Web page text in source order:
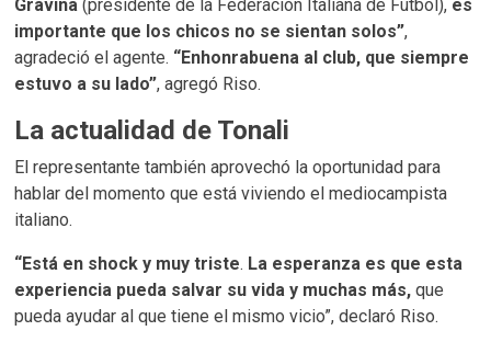
Gravina (presidente de la Federación Italiana de Fútbol), es
importante que los chicos no se sientan solos”,
agradeció el agente. “Enhonrabuena al club, que siempre
estuvo a su lado”, agregó Riso.
La actualidad de Tonali
El representante también aprovechó la oportunidad para
hablar del momento que está viviendo el mediocampista
italiano.
“Está en shock y muy triste. La esperanza es que esta
experiencia pueda salvar su vida y muchas más,que
pueda ayudar al que tiene el mismo vicio”, declaró Riso.